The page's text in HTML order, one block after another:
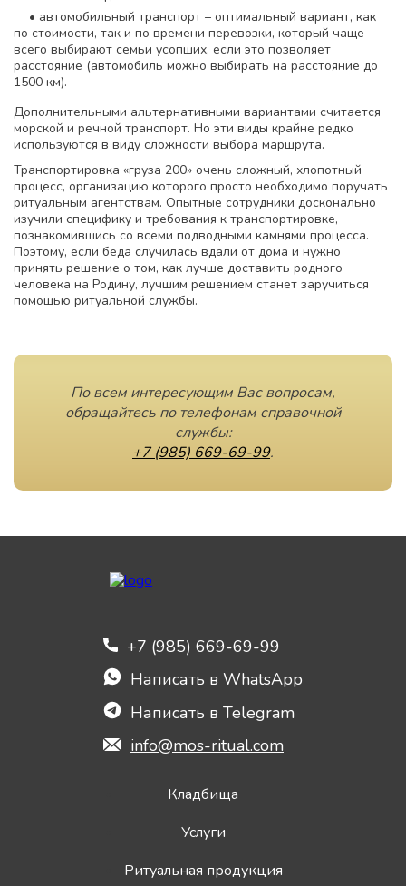
• автомобильный транспорт – оптимальный вариант, как
по стоимости, так и по времени перевозки, который чаще
всего выбирают семьи усопших, если это позволяет
расстояние (автомобиль можно выбирать на расстояние до
1500 км).
Дополнительными альтернативными вариантами считается
морской и речной транспорт. Но эти виды крайне редко
используются в виду сложности выбора маршрута.
Транспортировка «груза 200» очень сложный, хлопотный
процесс, организацию которого просто необходимо поручать
ритуальным агентствам. Опытные сотрудники досконально
изучили специфику и требования к транспортировке,
познакомившись со всеми подводными камнями процесса.
Поэтому, если беда случилась вдали от дома и нужно
принять решение о том, как лучше доставить родного
человека на Родину, лучшим решением станет заручиться
помощью ритуальной службы.
По всем интересующим Вас вопросам,
обращайтесь по телефонам справочной
службы:
+7 (985) 669-69-99.
+7 (985) 669-69-99
Написать в WhatsApp
Написать в Telegram
info@mos-ritual.com
Кладбища
Услуги
Ритуальная продукция